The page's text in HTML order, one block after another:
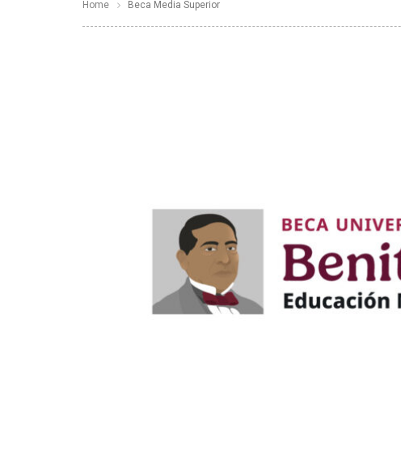
Home Beca Media Superior